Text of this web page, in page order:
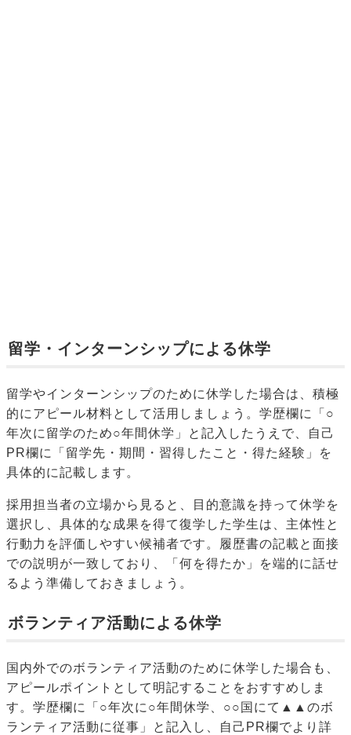
留学・インターンシップによる休学
留学やインターンシップのために休学した場合は、積極
的にアピール材料として活用しましょう。学歴欄に「○
年次に留学のため○年間休学」と記入したうえで、自己
PR欄に「留学先・期間・習得したこと・得た経験」を
具体的に記載します。
採用担当者の立場から見ると、目的意識を持って休学を
選択し、具体的な成果を得て復学した学生は、主体性と
行動力を評価しやすい候補者です。履歴書の記載と面接
での説明が一致しており、「何を得たか」を端的に話せ
るよう準備しておきましょう。
ボランティア活動による休学
国内外でのボランティア活動のために休学した場合も、
アピールポイントとして明記することをおすすめしま
す。学歴欄に「○年次に○年間休学、○○国にて▲▲のボ
ランティア活動に従事」と記入し、自己PR欄でより詳